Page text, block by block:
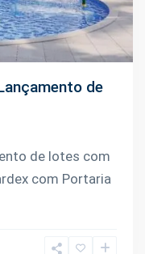
de
de lotes com
com Portaria